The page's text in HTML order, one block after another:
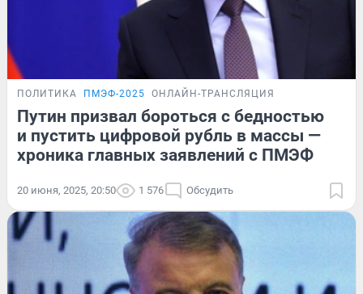
ПОЛИТИКА ПМЭФ-2025 ОНЛАЙН-ТРАНСЛЯЦИЯ
Путин призвал бороться с бедностью
и пустить цифровой рубль в массы —
хроника главных заявлений с ПМЭФ
20 июня, 2025, 20:50 1 576 Обсудить